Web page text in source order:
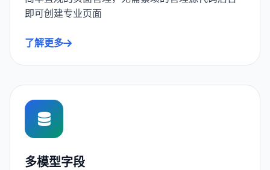
即可创建专业页面
了解更多
多模型字段